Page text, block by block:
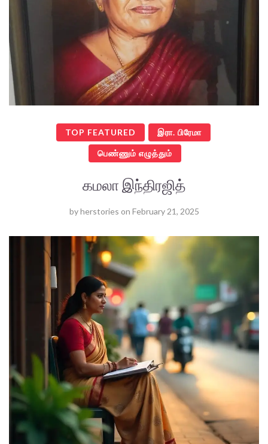
TOP FEATURED இரா. பிரேமா
பெண்ணும் எழுத்தும்
கமலா இந்திரஜித்
byherstories on February 21, 2025